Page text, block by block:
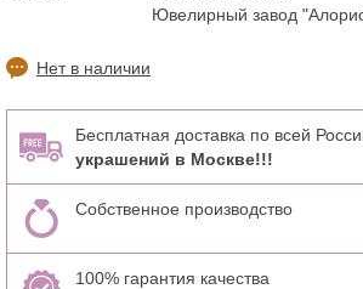
Ювелирный завод
Нет в наличии
Бесплатная доставка по всей
украшений в Москве!!!
Собственное производство
100% гарантия качества